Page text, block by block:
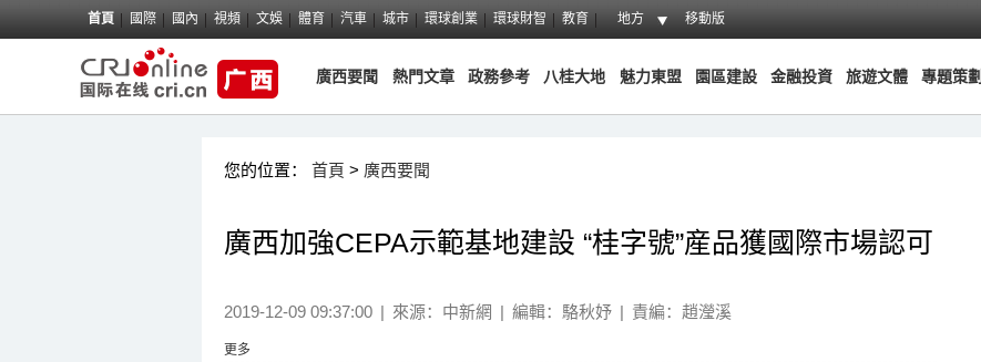
首頁 國際 國內 視頻 文娛 體育 汽車 城市 環球創業 環球財智 教育 地方 移動版
廣西要聞 熱門文章 政務參考 八桂大地 魅力東盟 園區建設 金融投資 旅遊文體 專題策劃
您的位置： 首頁 > 廣西要聞
廣西加強CEPA示範基地建設 “桂字號”産品獲國際市場認可
2019-12-09 09:37:00 | 來源： 中新網 | 編輯：駱秋妤 | 責編：趙瀅溪
更多